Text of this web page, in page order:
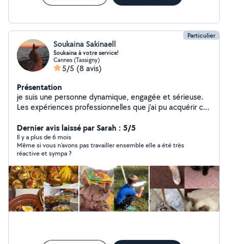
Particulier
Soukaina Sakinaell
Soukaina à votre service!
Cannes (Tassigny)
5/5 (8 avis)
Présentation
je suis une personne dynamique, engagée et sérieuse.
Les expériences professionnelles que j'ai pu acquérir ces
efficace et opérationnelle,et vous pourrez compter sur
ma motivation pour la réalisation de toutes les tâches
que vous me confierez. Je m'adapter facilement à la
personnalité de vos enfants. Je serai égalament
disponible pour garder vos chats,chiens vous pouvez
compter sur moi pour faire le travail bien comme il faut
Je suis passionnée de cuisine ,si vous voulez
commander des plats délicieux et healthy n'hésitez pas
à me contactez
Dernier avis laissé par Sarah : 5/5
Il y a plus de 6 mois
Même si vous n’avons pas travailler ensemble elle a été très
réactive et sympa ?